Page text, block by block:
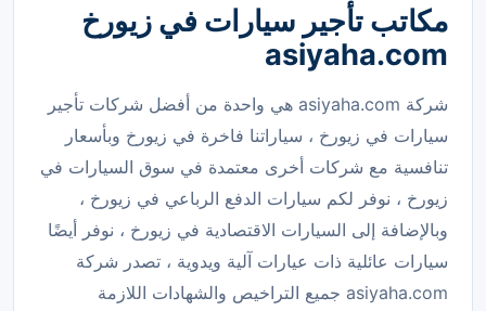
مكاتب تأجير سيارات في زيورخ
asiyaha.com
شركة asiyaha.com هي واحدة من أفضل شركات تأجير
سيارات في زيورخ ، سياراتنا فاخرة في زيورخ وبأسعار
تنافسية مع شركات أخرى معتمدة في سوق السيارات في
زيورخ ، نوفر لكم سيارات الدفع الرباعي في زيورخ ،
وبالإضافة إلى السيارات الاقتصادية في زيورخ ، نوفر أيضًا
سيارات عائلية ذات عيارات آلية ويدوية ، تصدر شركة
asiyaha.com جميع التراخيص والشهادات اللازمة